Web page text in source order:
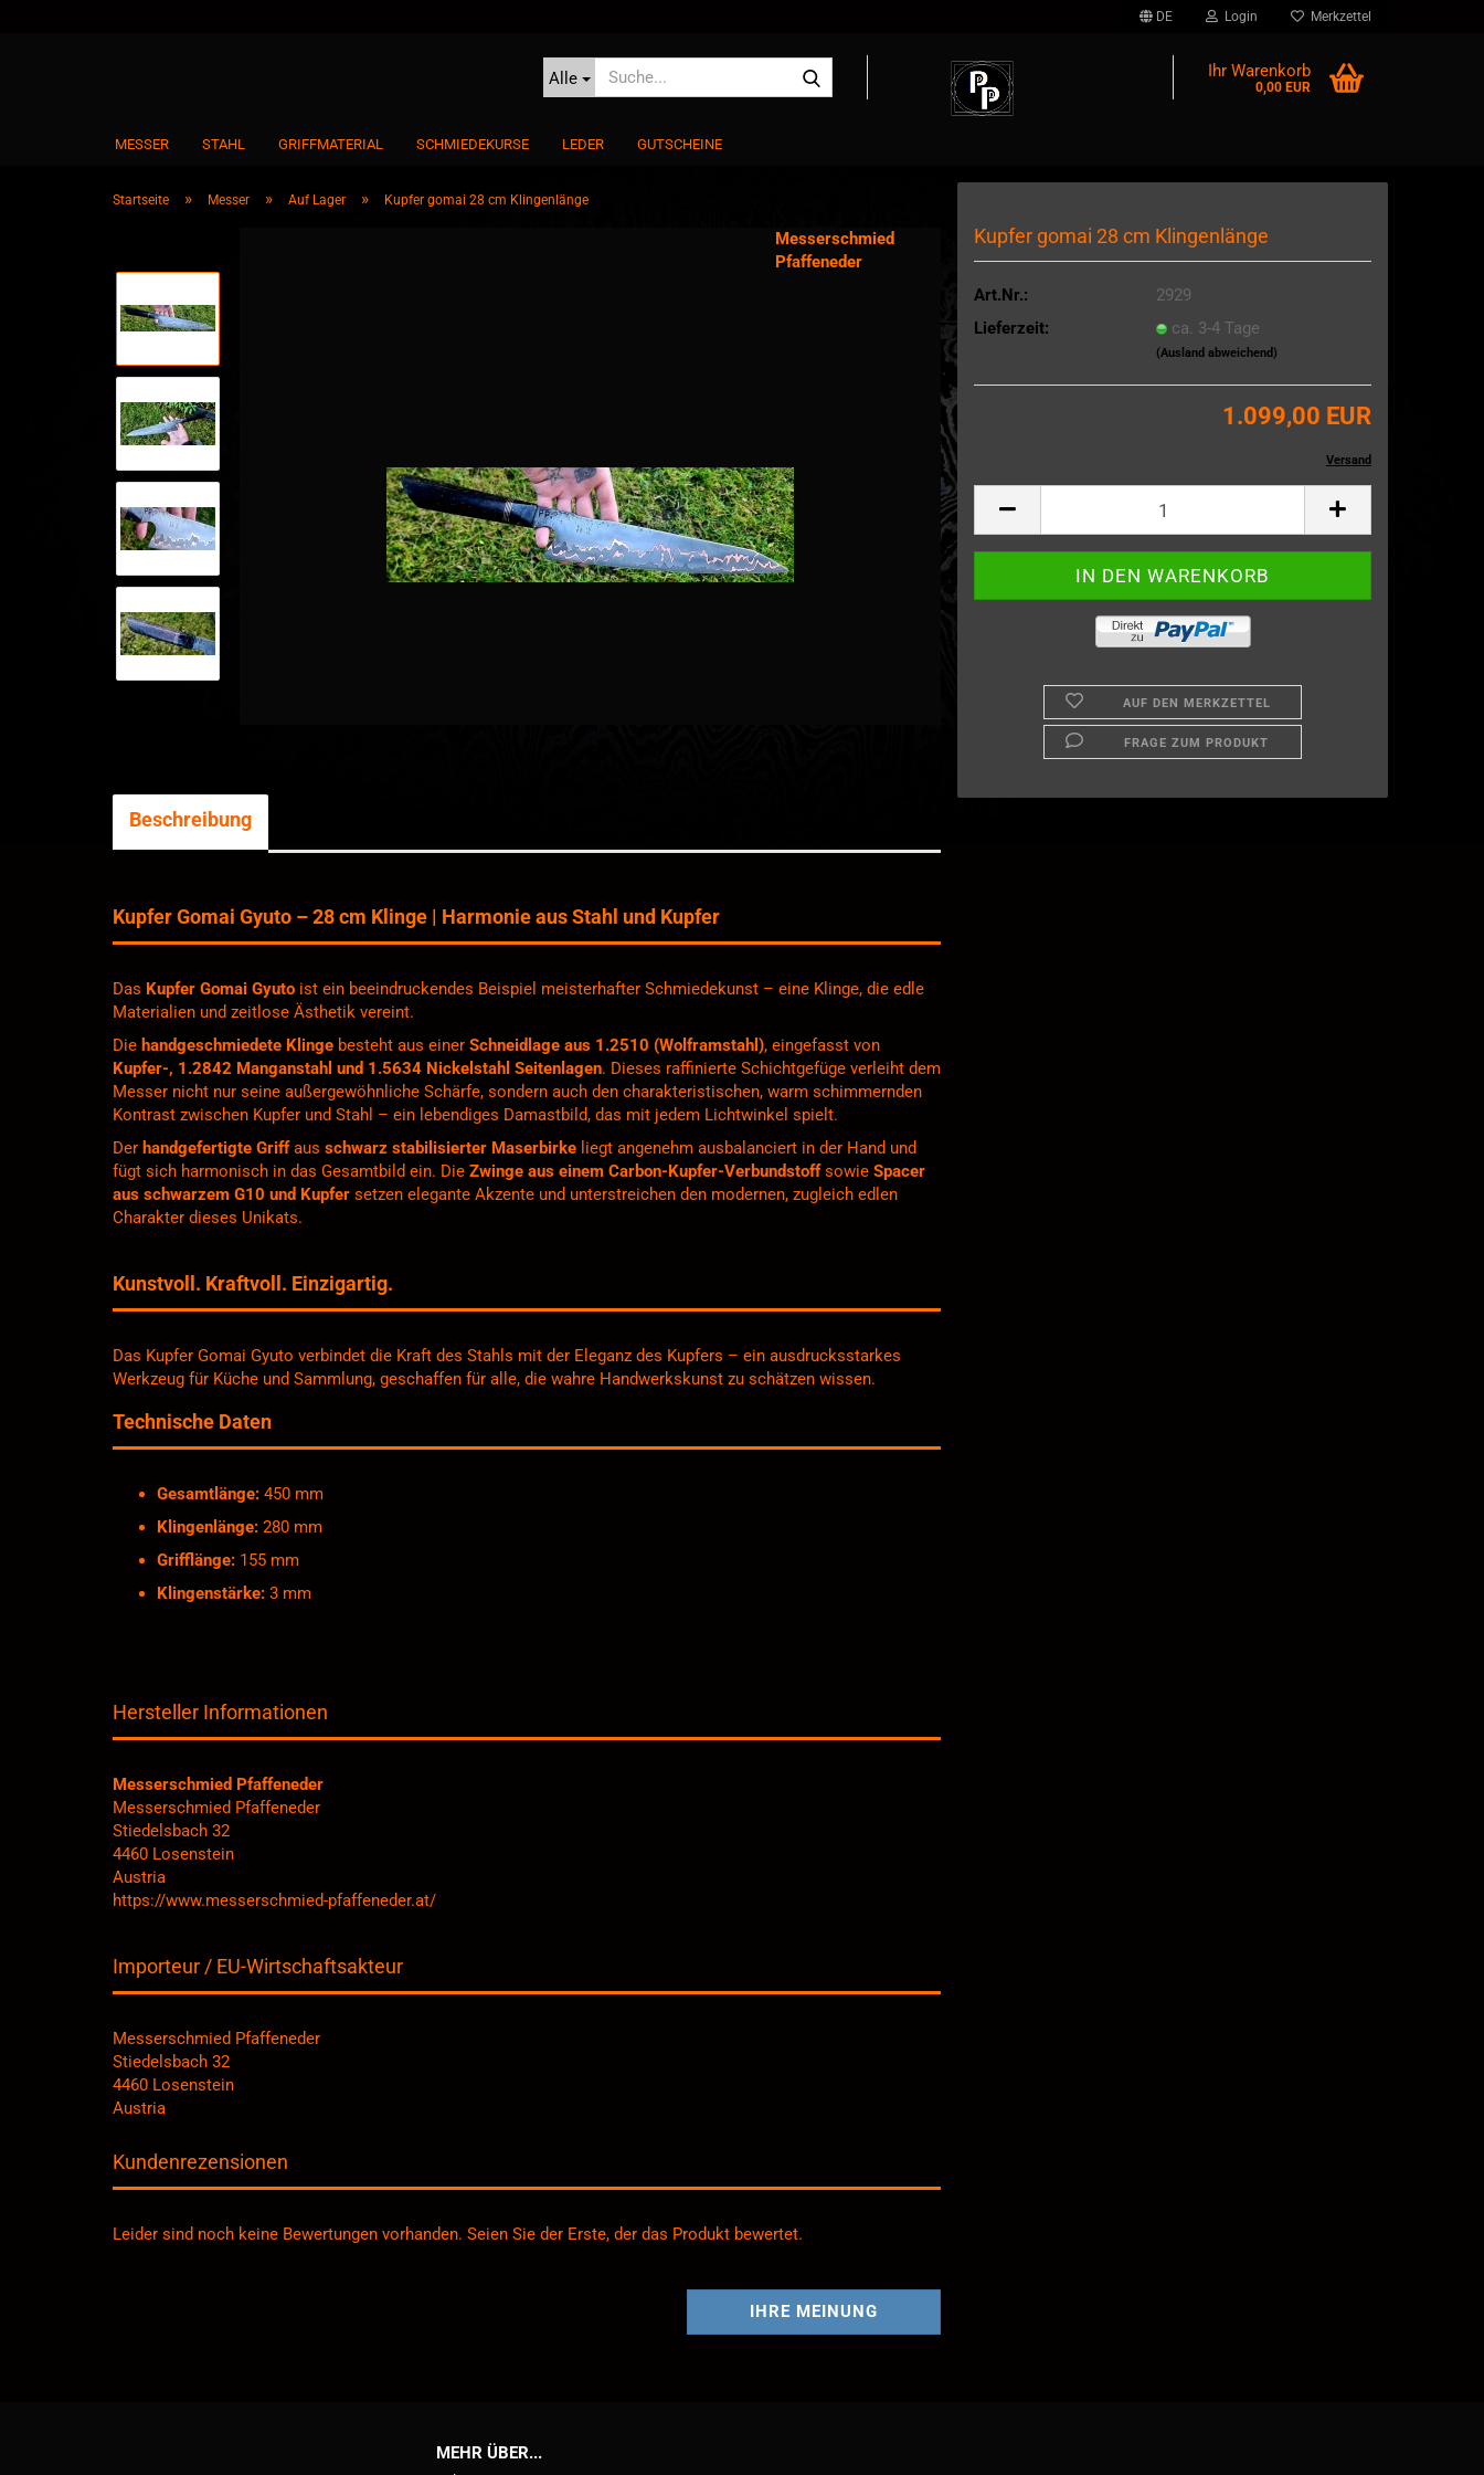
DE Login Merkzettel
Alle Ihr Warenkorb
0,00 EUR
MESSER STAHL GRIFFMATERIAL SCHMIEDEKURSE LEDER GUTSCHEINE
Startseite » Messer » Auf Lager » Kupfer gomai 28 cm Klingenlänge
Messerschmied
Pfaffeneder
Kupfer gomai 28 cm Klingenlänge
Art.Nr.:
2929
Lieferzeit:
ca. 3-4 Tage
(Ausland abweichend)
1.099,00 EUR
Versand
AUF DEN MERKZETTEL
FRAGE ZUM PRODUKT
Beschreibung
Kupfer Gomai Gyuto – 28 cm Klinge | Harmonie aus Stahl und Kupfer
Das Kupfer Gomai Gyuto ist ein beeindruckendes Beispiel meisterhafter Schmiedekunst – eine Klinge, die edle
Materialien und zeitlose Ästhetik vereint.
Die handgeschmiedete Klinge besteht aus einer Schneidlage aus 1.2510 (Wolframstahl), eingefasst von
Kupfer-, 1.2842 Manganstahl und 1.5634 Nickelstahl Seitenlagen. Dieses raffinierte Schichtgefüge verleiht dem
Messer nicht nur seine außergewöhnliche Schärfe, sondern auch den charakteristischen, warm schimmernden
Kontrast zwischen Kupfer und Stahl – ein lebendiges Damastbild, das mit jedem Lichtwinkel spielt.
Der handgefertigte Griffaus schwarz stabilisierter Maserbirke liegt angenehm ausbalanciert in der Hand und
fügt sich harmonisch in das Gesamtbild ein. Die Zwinge aus einem Carbon-Kupfer-Verbundstoffsowie Spacer
aus schwarzem G10 und Kupfer setzen elegante Akzente und unterstreichen den modernen, zugleich edlen
Charakter dieses Unikats.
Kunstvoll. Kraftvoll. Einzigartig.
Das Kupfer Gomai Gyuto verbindet die Kraft des Stahls mit der Eleganz des Kupfers – ein ausdrucksstarkes
Werkzeug für Küche und Sammlung, geschaffen für alle, die wahre Handwerkskunst zu schätzen wissen.
Technische Daten
Gesamtlänge: 450 mm
Klingenlänge: 280 mm
Grifflänge: 155 mm
Klingenstärke: 3 mm
Hersteller Informationen
Messerschmied Pfaffeneder
Messerschmied Pfaffeneder
Stiedelsbach 32
4460 Losenstein
Austria
https://www.messerschmied-pfaffeneder.at/
Importeur / EU-Wirtschaftsakteur
Messerschmied Pfaffeneder
Stiedelsbach 32
4460 Losenstein
Austria
Kundenrezensionen
Leider sind noch keine Bewertungen vorhanden. Seien Sie der Erste, der das Produkt bewertet.
IHRE MEINUNG
MEHR ÜBER...